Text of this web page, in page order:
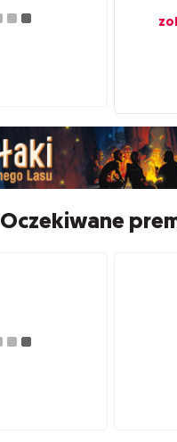
Oczekiwane